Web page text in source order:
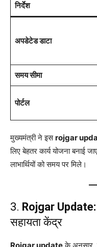
निर्देश
अपडेटेड डाटा
समय सीमा
पोर्टल
मुख्यमंत्री ने इसrojgar
लिए बेहतर कार्य योजना बनाई
लाभार्थियों को समय पर मिले।
3. Rojgar Update:
सहायता केंद्र